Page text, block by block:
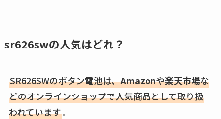
理由はなぜ？売って
も調査
クランベリージュー
め替えはどこで売っ
通販調査
アクアテクトゲルが
sr626swの人気はどれ？
SR626SWのボタン電池は、Amazonや楽天市場な
どのオンラインショップで人気商品として取り扱
われています。